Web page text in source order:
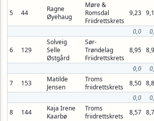
5 44
Ragne
Øyehaug
Møre &
Romsdal
Friidrettskrets
9,23
0,0
6 129
Solveig
Selle
Østgård
Sør-
Trøndelag
Friidrettskrets
8,95
0,0
7
153
Matilde
Jensen
Troms
friidrettskrets
8,50
0,0
8
144
Kaja Irene
Kaarbø
Troms
friidrettskrets
8,57